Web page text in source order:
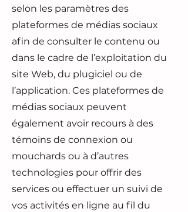
selon les paramètres des
plateformes de médias sociaux
afin de consulter le contenu ou
dans le cadre de l’exploitation du
site Web, du plugiciel ou de
l’application. Ces plateformes de
médias sociaux peuvent
également avoir recours à des
témoins de connexion ou
mouchards ou à d’autres
technologies pour offrir des
services ou effectuer un suivi de
vos activités en ligne au fil du